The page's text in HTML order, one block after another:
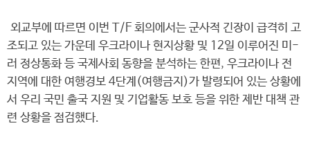
외교부에 따르면 이번 T/F 회의에서는 군사적 긴장이 급격히 고
조되고 있는 가운데 우크라이나 현지상황 및 12일 이루어진 미-
러 정상통화 등 국제사회 동향을 분석하는 한편, 우크라이나 전
지역에 대한 여행경보 4단계(여행금지)가 발령되어 있는 상황에
서 우리 국민 출국 지원 및 기업활동 보호 등을 위한 제반 대책 관
련 상황을 점검했다.